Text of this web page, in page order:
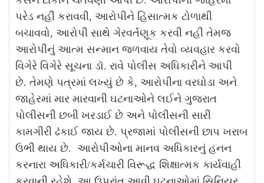
પરેડ નહીં કરાવવી, આરોપીને હિંસાત્મક ટોળાથી
બચાવવો, આરોપી સાથે ગેરવર્તણૂક કરવી નહીં તેમજ
આરોપીનું આત્મ સન્માન જળવાય તેવો વ્યવહાર કરવો
વિગેરે વિગેરે સૂચના ડૉ. રાવે પોલીસ અધિકારીને આપી
છે. તેમણે પત્રમાં લખ્યું છે કે, આરોપીના વરઘોડા અને
જાહેરમાં માર મારવાની ઘટનાઓને લઈને ગુજરાત
પોલીસની છબી ખરડાઈ છે અને પોલીસની સારી
કામગીરી ઢંકાઈ જાય છે. પ્રજામાં પોલીસની છાપ ખરાબ
ઉભી થાય છે. આરોપીઓના માનવ અધિકારનું હનન
કરનારા અધિકારી/કર્મચારી વિરૂદ્ધ શિક્ષાત્મક કાર્યવાહી